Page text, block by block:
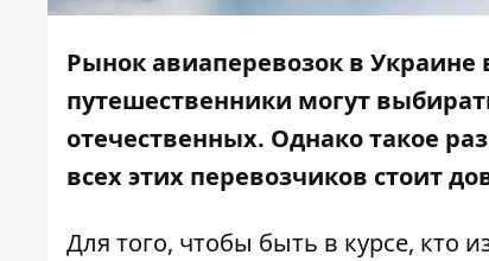
Рынок авиаперевозок в Украине
путешественники могут
отечественных. Однако такое
всех этих перевозчиков стоит
Для того, чтобы быть в курсе, кто